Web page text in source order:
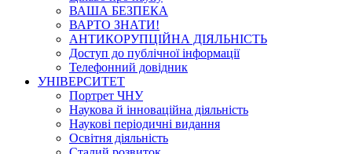
ВАША БЕЗПЕКА
ВАРТО ЗНАТИ!
АНТИКОРУПЦІЙНА ДІЯЛЬНІСТЬ
Доступ до публічної інформації
Телефонний довідник
УНІВЕРСИТЕТ
Портрет ЧНУ
Наукова й інноваційна діяльність
Наукові періодичні видання
Освітня діяльність